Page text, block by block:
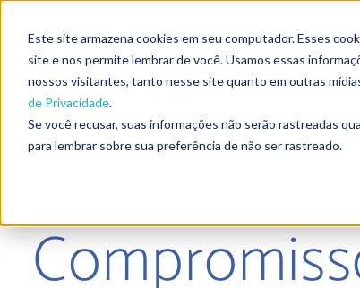
Este site armazena cookies em seu computador. Esses
site e nos permite lembrar de você. Usamos essas
nossos visitantes, tanto nesse site quanto em outras
de Privacidade.
Se você recusar, suas informações não serão rastreadas
para lembrar sobre sua preferência de não ser rastreado.